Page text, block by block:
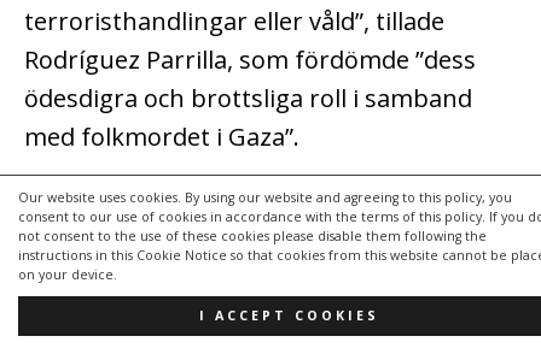
Our website uses cookies. By using our website and agreeing to this policy, you
consent to our use of cookies in accordance with the terms of this policy. If you
not consent to the use of these cookies please disable them following the
instructions in this Cookie Notice so that cookies from this website cannot be
on your device.
I ACCEPT COOKIES
terroristhandlingar eller våld”, tillade
Rodríguez Parrilla, som fördömde ”dess
ödesdigra och brottsliga roll i samband
med folkmordet i Gaza”.
I detta sammanhang betonade han att ”vi
kommer att försvara förklaringen om
Latinamerika och Karibien som en
fredszon, undertecknad av regionens